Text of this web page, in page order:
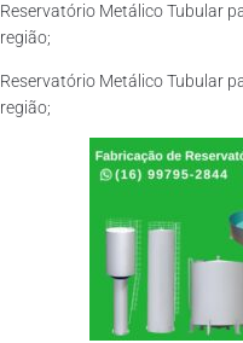
Reservatório Metálico Tubular
região;
Reservatório Metálico Tubular
região;